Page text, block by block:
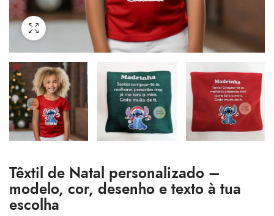
Têxtil de Natal personalizado –
modelo, cor, desenho e texto à tua
escolha